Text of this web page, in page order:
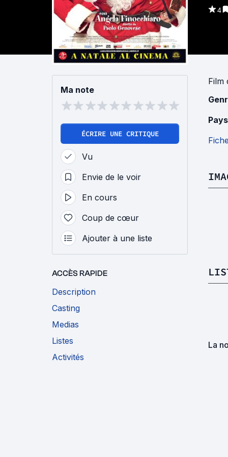
4
Ma note
ÉCRIRE UNE CRITIQUE
Vu
Envie de le voir
En cours
Coup de cœur
Ajouter à une liste
ACCÈS RAPIDE
Description
Casting
Medias
Listes
Activités
Film
La